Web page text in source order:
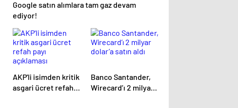
Google satın alımlara tam gaz devam
ediyor!
AKP'li isimden kritik
asgari ücret refah
Banco Santander,
Wirecard’ı 2 milyar